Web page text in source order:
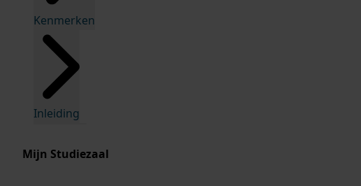
Kenmerken
Inleiding
Mijn Studiezaal